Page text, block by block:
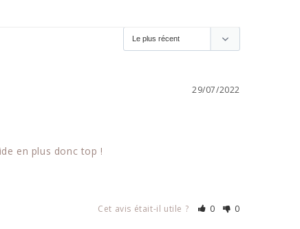
29/07/2022
en plus donc top !
Cet avis était-il utile ? 0 0